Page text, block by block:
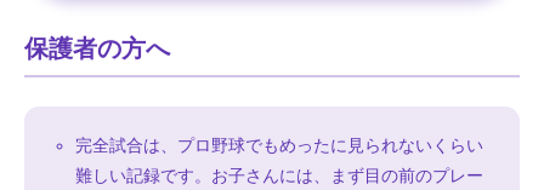
保護者の方へ
完全試合は、プロ野球でもめったに見られないくらい
難しい記録です。お子さんには、まず目の前のプレー